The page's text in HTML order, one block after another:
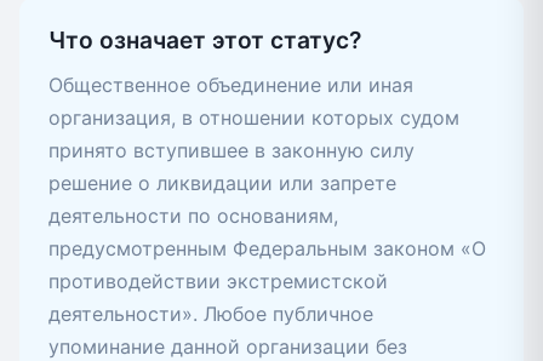
Что означает этот статус?
Общественное объединение или иная
организация, в отношении которых судом
принято вступившее в законную силу
решение о ликвидации или запрете
деятельности по основаниям,
предусмотренным Федеральным законом «О
противодействии экстремистской
деятельности». Любое публичное
упоминание данной организации без